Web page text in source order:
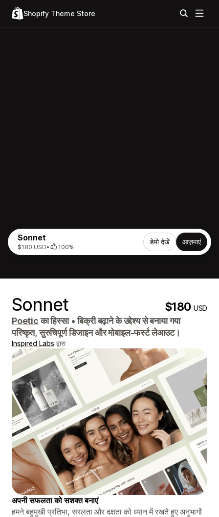
Shopify Theme Store
Sonnet
$180 USD• 100%
डेमो देखें आज़माएं
Sonnet $180USD
Poeticका हिस्सा •बिक्री बढ़ाने के उद्देश्य से बनाया गया
परिष्कृत, सुरुचिपूर्ण डिजाइन और मोबाइल-फर्स्ट लेआउट।
Inspired Labs द्वारा
अपनी सफलता को सशक्त बनाएं
हमने बहुमुखी प्रतिभा, सरलता और दक्षता को ध्यान में रखते हुए अनुभागों